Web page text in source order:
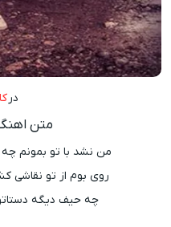
در
متن
من نشد با تو بمونم
روی بوم از تو نقاشی
چه حیف دیگه